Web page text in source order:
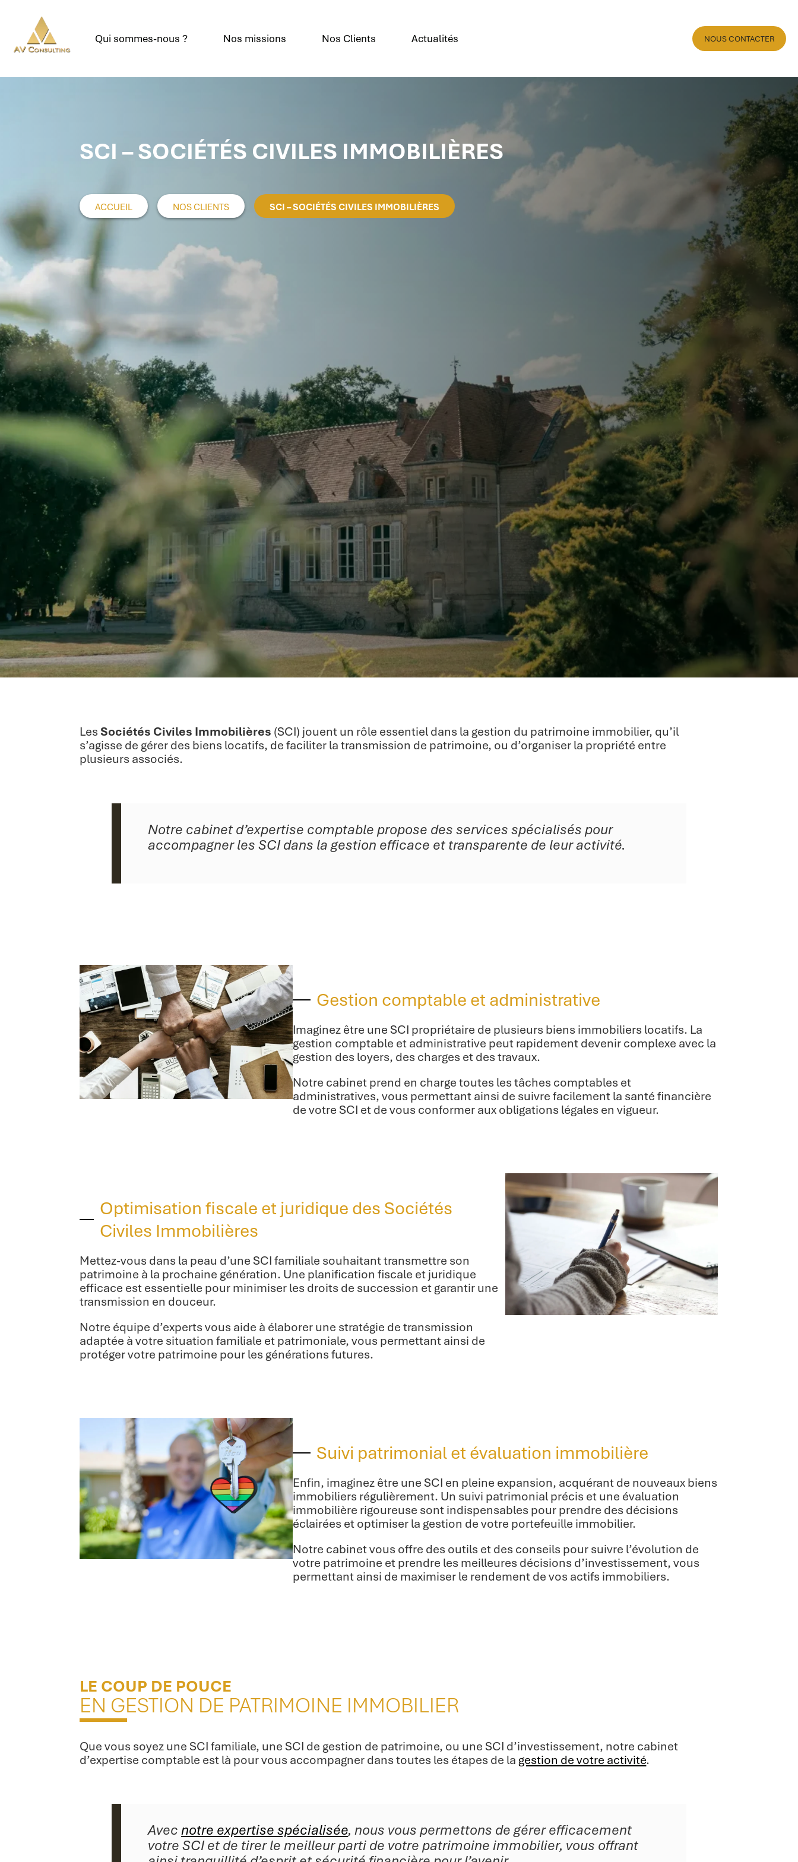
Qui sommes-nous ? Nos missions Nos Clients Actualités NOUS CONTACTER
SCI – SOCIÉTÉS CIVILES IMMOBILIÈRES
ACCUEIL NOS CLIENTS SCI – SOCIÉTÉS CIVILES IMMOBILIÈRES
Les Sociétés Civiles Immobilières (SCI) jouent un rôle essentiel dans la gestion du patrimoine immobilier, qu’il
s’agisse de gérer des biens locatifs, de faciliter la transmission de patrimoine, ou d’organiser la propriété entre
plusieurs associés.
Notre cabinet d’expertise comptable propose des services spécialisés pour
accompagner les SCI dans la gestion efficace et transparente de leur activité.
Gestion comptable et administrative
Imaginez être une SCI propriétaire de plusieurs biens immobiliers locatifs. La
gestion comptable et administrative peut rapidement devenir complexe avec la
gestion des loyers, des charges et des travaux.
Notre cabinet prend en charge toutes les tâches comptables et
administratives, vous permettant ainsi de suivre facilement la santé financière
de votre SCI et de vous conformer aux obligations légales en vigueur.
Optimisation fiscale et juridique des Sociétés
Civiles Immobilières
Mettez-vous dans la peau d’une SCI familiale souhaitant transmettre son
patrimoine à la prochaine génération. Une planification fiscale et juridique
efficace est essentielle pour minimiser les droits de succession et garantir une
transmission en douceur.
Notre équipe d’experts vous aide à élaborer une stratégie de transmission
adaptée à votre situation familiale et patrimoniale, vous permettant ainsi de
protéger votre patrimoine pour les générations futures.
Suivi patrimonial et évaluation immobilière
Enfin, imaginez être une SCI en pleine expansion, acquérant de nouveaux biens
immobiliers régulièrement. Un suivi patrimonial précis et une évaluation
immobilière rigoureuse sont indispensables pour prendre des décisions
éclairées et optimiser la gestion de votre portefeuille immobilier.
Notre cabinet vous offre des outils et des conseils pour suivre l’évolution de
votre patrimoine et prendre les meilleures décisions d’investissement, vous
permettant ainsi de maximiser le rendement de vos actifs immobiliers.
LE COUP DE POUCE
EN GESTION DE PATRIMOINE IMMOBILIER
Que vous soyez une SCI familiale, une SCI de gestion de patrimoine, ou une SCI d’investissement, notre cabinet
d’expertise comptable est là pour vous accompagner dans toutes les étapes de la gestion de votre activité.
Avec notre expertise spécialisée, nous vous permettons de gérer efficacement
votre SCI et de tirer le meilleur parti de votre patrimoine immobilier, vous offrant